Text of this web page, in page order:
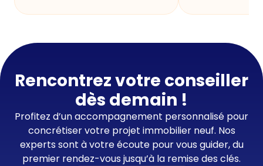
Rencontrez votre conseiller
dès demain !
Profitez d’un accompagnement personnalisé pour
concrétiser votre projet immobilier neuf. Nos
experts sont à votre écoute pour vous guider, du
premier rendez-vous jusqu’à la remise des clés.